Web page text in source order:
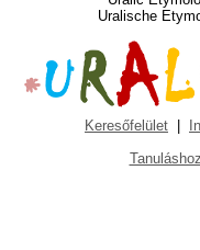
Uralische
Keresőfelület